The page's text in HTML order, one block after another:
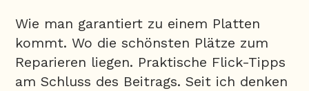
Wie man garantiert zu einem Platten
kommt. Wo die schönsten Plätze zum
Reparieren liegen. Praktische Flick-Tipps
am Schluss des Beitrags. Seit ich denken